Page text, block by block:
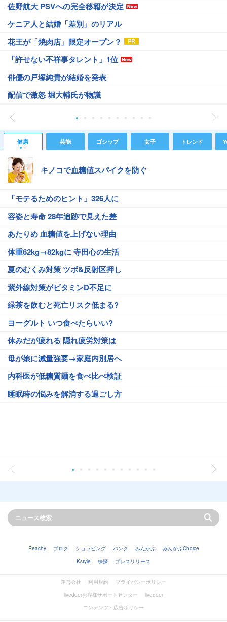
佐野航大 PSVへの完全移籍が決定
ケニア人と結婚「差別」のリアル
花王が「焼肉店」限定オープン？
「許せない不祥事タレント」1位
俳優の戸塚純貴が結婚を発表
配信で激怒 堀大輔氏が物議
健康 芸能 ゴシップ 女子 トレンド
キノコで血糖値スパイクを防ぐ
「モテるためのヒント」326人に
容姿と寿命 28年追跡で見えた差
あたりめ 血糖値を上げない理由
体重62kg→82kgに 寺田心の生活
夏のむくみ対策 ツボ&反射区押し
紫外線対策がビタミンD不足に
緑茶を飲むと死亡リスク低まる?
ヨーグルト いつ食べたらいい?
休みだが疲れる 隠れ疲労対策は
母が娘に減量強要→家庭内別居へ
内科医が低糖質麺を食べ比べ検証
睡眠時の悩みを解消する過ごし方
Peachy ブログ ショッピング バンク みんかぶ
みんかぶChoice
Kstyle
株探 プレスリリース
運営会社 利用規約
プライバシーポリシー
livedoorお客様サポートセンター
livedoor
コンテンツ・広告ポリシー